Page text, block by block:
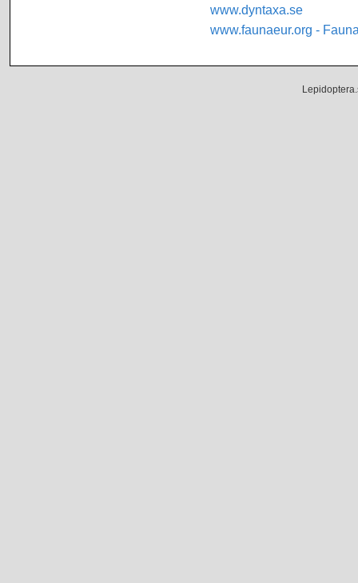
www.dyntaxa.se
www.faunaeur.org -